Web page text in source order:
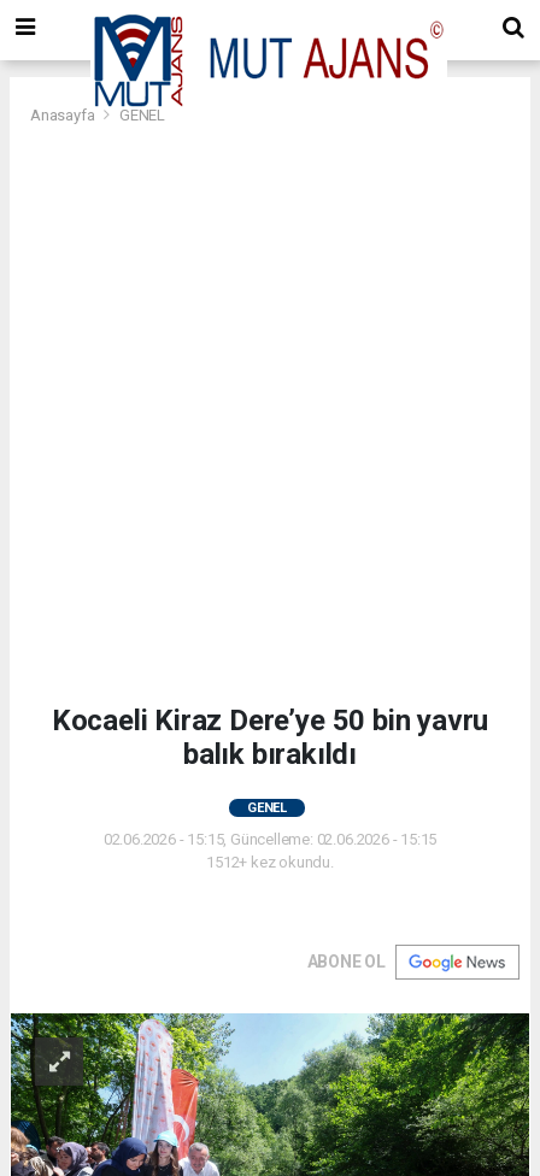
Anasayfa GENEL
Kocaeli Kiraz Dere’ye 50 bin yavru
balık bırakıldı
GENEL
02.06.2026 - 15:15, Güncelleme: 02.06.2026 - 15:15
1512+ kez okundu.
ABONE OL